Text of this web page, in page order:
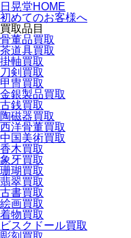
日晃堂HOME
初めてのお客様へ
買取品目
骨董品買取
茶道具買取
掛軸買取
刀剣買取
甲冑買取
金銀製品買取
古銭買取
陶磁器買取
西洋骨董買取
中国美術買取
香木買取
象牙買取
珊瑚買取
翡翠買取
古書買取
絵画買取
着物買取
ビスクドール買取